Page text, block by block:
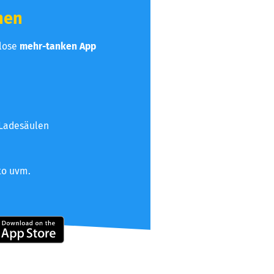
mehr-tanken App
uvm.